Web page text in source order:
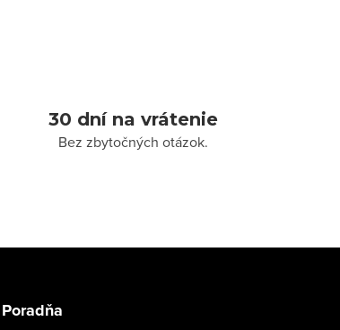
30 dní na vrátenie
Bez zbytočných otázok.
Poradňa